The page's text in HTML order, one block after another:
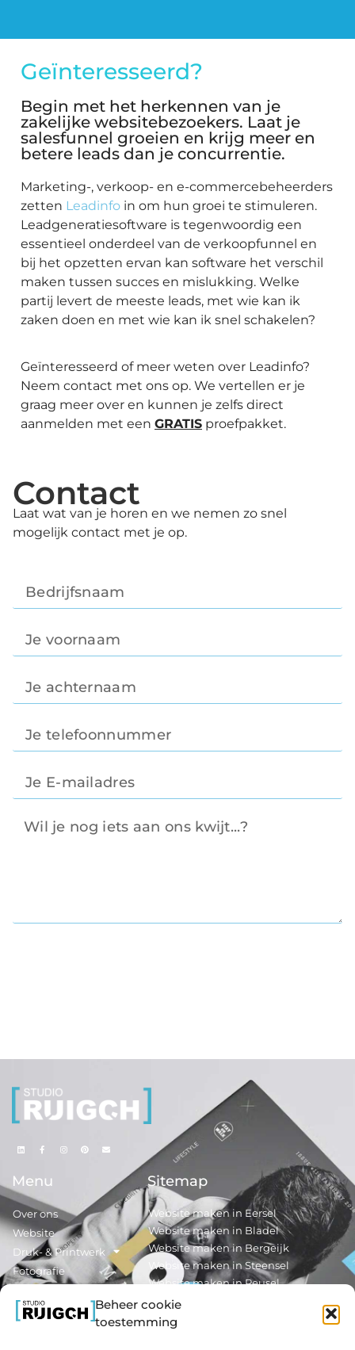
Beheer cookie
toestemming
Geïnteresseerd?
Begin met het herkennen van je
zakelijke websitebezoekers. Laat je
salesfunnel groeien en krijg meer en
betere leads dan je concurrentie.
Marketing-, verkoop- en e-commercebeheerders
zetten Leadinfo in om hun groei te stimuleren.
Leadgeneratiesoftware is tegenwoordig een
essentieel onderdeel van de verkoopfunnel en
bij het opzetten ervan kan software het verschil
maken tussen succes en mislukking. Welke
partij levert de meeste leads, met wie kan ik
zaken doen en met wie kan ik snel schakelen?
Geïnteresseerd of meer weten over Leadinfo?
Neem contact met ons op. We vertellen er je
graag meer over en kunnen je zelfs direct
aanmelden met een GRATIS proefpakket.
Contact
Laat wat van je horen en we nemen zo snel
mogelijk contact met je op.
Menu
Over ons
Website
Druk- & Printwerk
Fotografie
Contact
Sitemap
Website maken in Eersel
Website maken in Bladel
Website maken in Bergeijk
Website maken in Steensel
Website maken in Reusel
Reclamedrukwerk maken in Eersel